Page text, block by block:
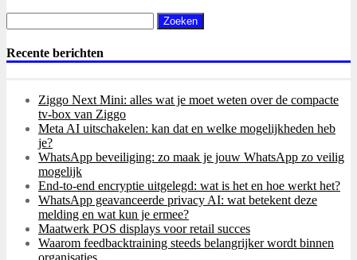
naar:
Recente berichten
Ziggo Next Mini: alles wat je moet weten over de compacte
tv-box van Ziggo
Meta AI uitschakelen: kan dat en welke mogelijkheden heb
je?
WhatsApp beveiliging: zo maak je jouw WhatsApp zo veilig
mogelijk
End-to-end encryptie uitgelegd: wat is het en hoe werkt het?
WhatsApp geavanceerde privacy AI: wat betekent deze
melding en wat kun je ermee?
Maatwerk POS displays voor retail succes
Waarom feedbacktraining steeds belangrijker wordt binnen
organisaties